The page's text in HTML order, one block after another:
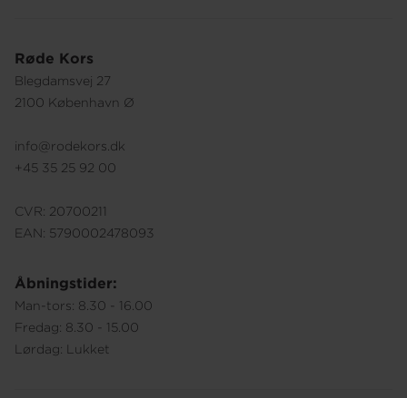
Røde Kors
Blegdamsvej 27
2100 København Ø
info@rodekors.dk
+45 35 25 92 00
CVR: 20700211
EAN: 5790002478093
Åbningstider:
Man-tors: 8.30 - 16.00
Fredag: 8.30 - 15.00
Lørdag: Lukket